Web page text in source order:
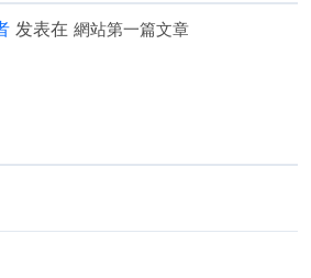
发表在 網站第一篇文章